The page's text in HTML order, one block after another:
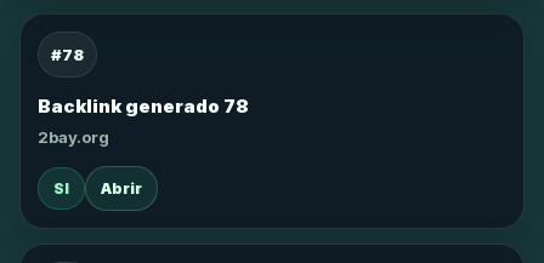
#78
Backlink generado 78
2bay.org
SI Abrir